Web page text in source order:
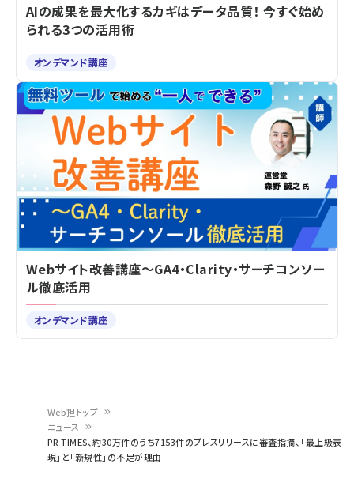
Web担トップ
ニュース
PR TIMES、約30万件のうち7153件のプレスリリースに審査指摘、「最上級表
現」と「新規性」の不足が理由
AIの成果を最大化するカギはデータ品質！ 今すぐ始め
られる3つの活用術
オンデマンド講座
Webサイト改善講座～GA4・Clarity・サーチコンソー
ル徹底活用
オンデマンド講座